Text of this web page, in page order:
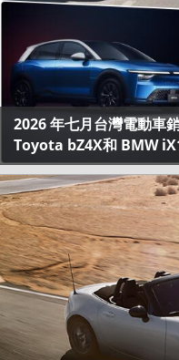
2026 年七月台灣電動車
Toyota bZ4X和 BMW